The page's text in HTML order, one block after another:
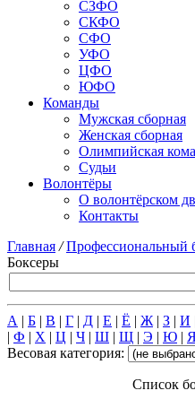
СЗФО
СКФО
СФО
УФО
ЦФО
ЮФО
Команды
Мужская сборная
Женская сборная
Олимпийская
Судьи
Волонтёры
О волонтёрском
Контакты
Главная / Профессиональный
Боксеры
А | Б | В | Г | Д | Е | Ё | Ж | З | И
| Ф | Х | Ц | Ч | Ш | Щ | Э | Ю |
Весовая категория:
Список